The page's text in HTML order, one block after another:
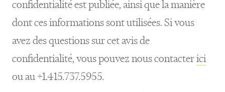
confidentialité est publiée, ainsi que la manière
dont ces informations sont utilisées. Si vous
avez des questions sur cet avis de
confidentialité, vous pouvez nous contacterici
ou au +1.415.737.5955.